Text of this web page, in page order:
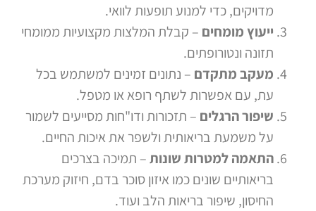
מדויקים, כדי למנוע תופעות לוואי.
ייעוץ מומחים– קבלת המלצות מקצועיות ממומחי
תזונה ונטורופתים.
מעקב מתקדם– נתונים זמינים למשתמש בכל
עת, עם אפשרות לשתף רופא או מטפל.
שיפור הרגלים– תזכורות ודו"חות מסייעים לשמור
על משמעת בריאותית ולשפר את איכות החיים.
התאמה למטרות שונות– תמיכה בצרכים
בריאותיים שונים כמו איזון סוכר בדם, חיזוק מערכת
החיסון, שיפור בריאות הלב ועוד.